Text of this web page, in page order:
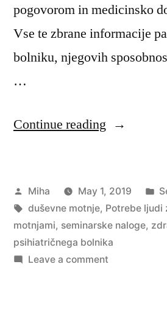
pogovorom in medicinsko
Vse te zbrane informacije
bolniku, njegovih
…
Continue reading “Potrebe
duševnimi
motnjami”
Posted
by
Miha May 1, 2019
in
Tags:
duševne motnje, Potrebe ljudi
motnjami, seminarske naloge,
psihiatričnega bolnika
Leave a commenton